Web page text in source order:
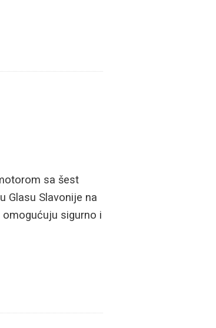
sa šest
Glasu Slavonije na
sigurno i